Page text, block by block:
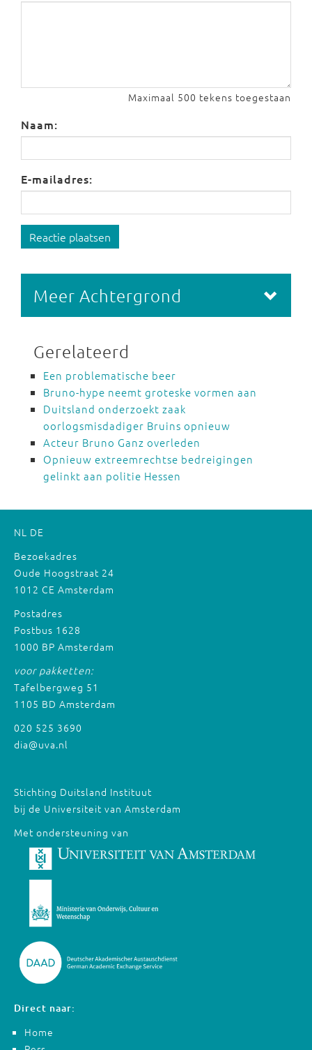
Maximaal 500 tekens toegestaan
Naam:
E-mailadres:
Reactie plaatsen
Meer Achtergrond
Gerelateerd
Een problematische beer
Bruno-hype neemt groteske vormen aan
Duitsland onderzoekt zaak
oorlogsmisdadiger Bruins opnieuw
Acteur Bruno Ganz overleden
Opnieuw extreemrechtse bedreigingen
gelinkt aan politie Hessen
NL DE
Bezoekadres
Oude Hoogstraat 24
1012 CE Amsterdam
Postadres
Postbus 1628
1000 BP Amsterdam
voor pakketten:
Tafelbergweg 51
1105 BD Amsterdam
020 525 3690
dia@uva.nl
Stichting Duitsland Instituut
bij de Universiteit van Amsterdam
Met ondersteuning van
Direct naar:
Home